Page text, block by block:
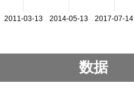
2011-03-13 2014-05-13 2017-07-14
数据